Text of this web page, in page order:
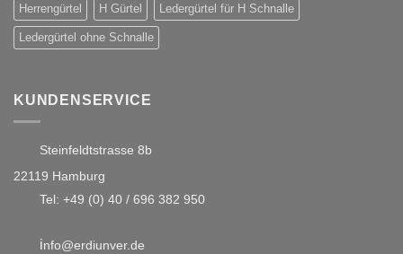
Herrengürtel H Gürtel Ledergürtel für H Schnalle
Ledergürtel ohne Schnalle
KUNDENSERVICE
Steinfeldtstrasse 8b
22119 Hamburg
Tel: +49 (0) 40 / 696 382 950
info@erdiunver.de